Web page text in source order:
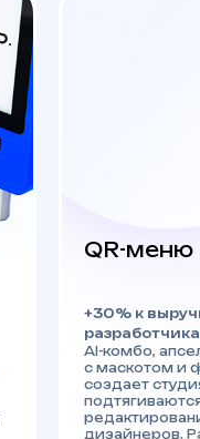
QR-меню
+30% к
разработчика
AI-комбо,
с маскотом и
создает
дизайнеров.